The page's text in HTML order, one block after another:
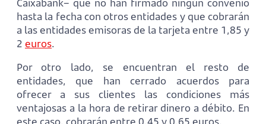
hasta la fecha con otros entidades y que cobrarán
a las entidades emisoras de la tarjeta entre 1,85 y
2 euros.
Por otro lado, se encuentran el resto de
entidades, que han cerrado acuerdos para
ofrecer a sus clientes las condiciones más
ventajosas a la hora de retirar dinero a débito. En
este caso, cobrarán entre 0,45 y 0,65 euros.